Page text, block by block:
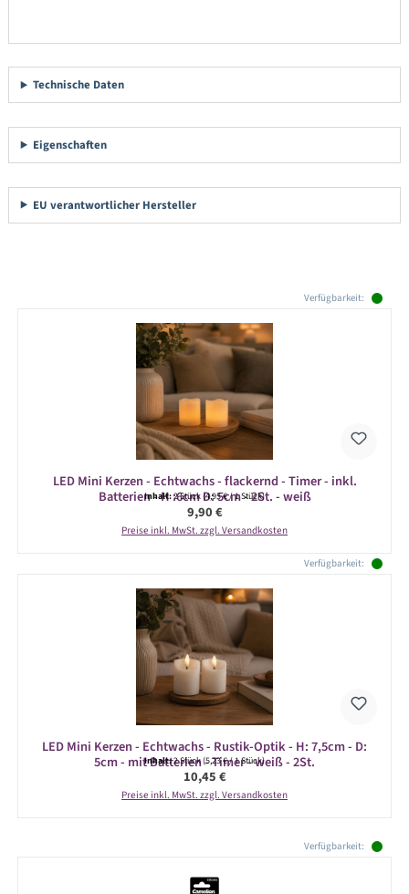
Technische Daten
Eigenschaften
EU verantwortlicher Hersteller
Verfügbarkeit:
LED Mini Kerzen - Echtwachs - flackernd - Timer - inkl.
Batterien - H :6cm D: 5cm - 2St. - weiß
Inhalt:2 Stück(4,95 € / 1 Stück)
Regulärer Preis:
9,90 €
Preise inkl. MwSt. zzgl. Versandkosten
Verfügbarkeit:
LED Mini Kerzen - Echtwachs - Rustik-Optik - H: 7,5cm - D:
5cm - mit Batterien - Timer - weiß - 2St.
Inhalt:2 Stück(5,23 € / 1 Stück)
Regulärer Preis:
10,45 €
Preise inkl. MwSt. zzgl. Versandkosten
Verfügbarkeit: